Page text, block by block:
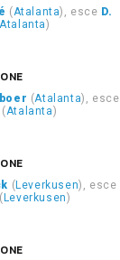
(Atalanta), esce D.
Atalanta)
(Atalanta), esce
(Atalanta)
( Leverkusen), esce
( Leverkusen)